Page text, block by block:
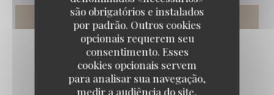
são obrigatórios e instalados
por padrão. Outros cookies
opcionais requerem seu
consentimento. Esses
cookies opcionais servem
para analisar sua navegação,
medir a audiência do site,